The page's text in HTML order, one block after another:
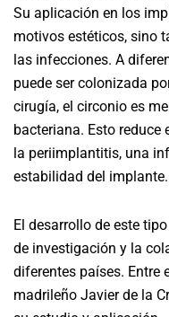
Su aplicación en los
motivos estéticos, sino
las infecciones. A
puede ser colonizada
cirugía, el circonio es
bacteriana. Esto
la periimplantitis, una
estabilidad del implante.
El desarrollo de este
de investigación y la
diferentes países. Entre
madrileño Javier de la